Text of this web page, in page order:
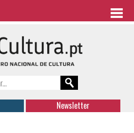
Newsletter